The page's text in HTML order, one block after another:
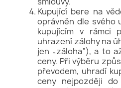
Kupující bere na
oprávněn dle svého
kupujícím v rámci
uhrazení zálohy na
jen „záloha“), a to
ceny. Při výběru
převodem, uhradí
ceny nejpozději